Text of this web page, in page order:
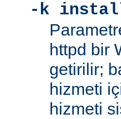
-k
httpd bir
getirilir;
hizmeti
hizmeti